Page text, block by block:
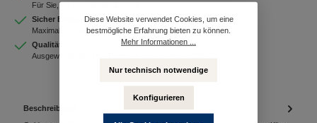
Für Sie, für Uns, für die Zukunft
Sicher Einkaufen
Maximale Sicherheit bei Ihrem Einkauf
Qualität
Ausgewählte Banking-Produkte in höchster Qualität
Beschreibung
Diese Website verwendet Cookies, um eine
bestmögliche Erfahrung bieten zu können.
Mehr Informationen ...
Nur technisch notwendige
Konfigurieren